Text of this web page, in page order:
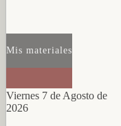
Mis materiales
Viernes 7 de Agosto de
2026